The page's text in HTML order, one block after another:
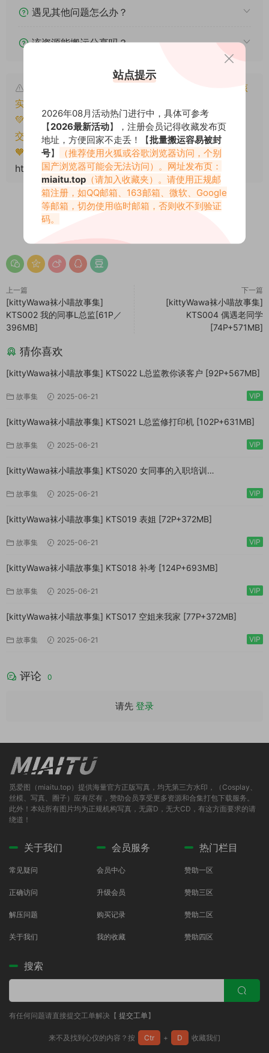
遇见其他问题怎么办？
该资源能搬运分享吗？
本文资源仅供个人参考学习，请勿批量搬运，一经核
实将封禁账号权限！
💚本文资源均来源网友分享，若侵犯了您的权益可以提
交工单处理。
🧡转载请注明出处！原文链接：
https://miaitu.cc/77052.html
上一篇
[kittyWawa袜小喵故事集]
KTS002 我的同事L总监[61P／
396MB]
下一篇
[kittyWawa袜小喵故事集]
KTS004 偶遇老同学
[74P+571MB]
猜你喜欢
[kittyWawa袜小喵故事集] KTS022 L总监教你谈客户 [92P+567MB]
故事集 2025-06-21 VIP
[kittyWawa袜小喵故事集] KTS021 L总监修打印机 [102P+631MB]
故事集 2025-06-21 VIP
[kittyWawa袜小喵故事集] KTS020 女同事的入职培训
故事集 2025-06-21 VIP
[kittyWawa袜小喵故事集] KTS019 表姐 [72P+372MB]
故事集 2025-06-21 VIP
[kittyWawa袜小喵故事集] KTS018 补考 [124P+693MB]
故事集 2025-06-21 VIP
[kittyWawa袜小喵故事集] KTS017 空姐来我家 [77P+372MB]
故事集 2025-06-21 VIP
评论 0
请先 登录
觅爱图（miaitu.top）提供海量官方正版写真，均无第三方水印，（Cosplay、
丝模、写真、圈子）应有尽有，赞助会员享受更多资源和合集打包下载服务。
此外！本站所有图片均为正规机构写真，无露D，无大CD，有这方面要求的请
绕道！
关于我们
常见疑问
正确访问
解压问题
关于我们
会员服务
会员中心
升级会员
购买记录
我的收藏
热门栏目
赞助一区
赞助三区
赞助二区
赞助四区
搜索
有任何问题请直接提交工单解决【 提交工单】
来不及找到心仪的内容？按 Ctr + D 收藏我们
站点提示
2026年08月活动热门进行中，具体可参考
【2026最新活动】，注册会员记得收藏发布页
地址，方便回家不走丢！【批量搬运容易被封
号】
（推荐使用火狐或谷歌浏览器访问，个别
国产浏览器可能会无法访问）。网址发布页：
miaitu.top （请加入收藏夹）。请使用正规邮
箱注册，如QQ邮箱、163邮箱、微软、Google
等邮箱，切勿使用临时邮箱，否则收不到验证
码。